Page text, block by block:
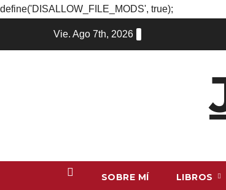
define('DISALLOW_FILE_MODS', true);
Vie. Ago 7th, 2026
SOBRE MÍ LIBROS